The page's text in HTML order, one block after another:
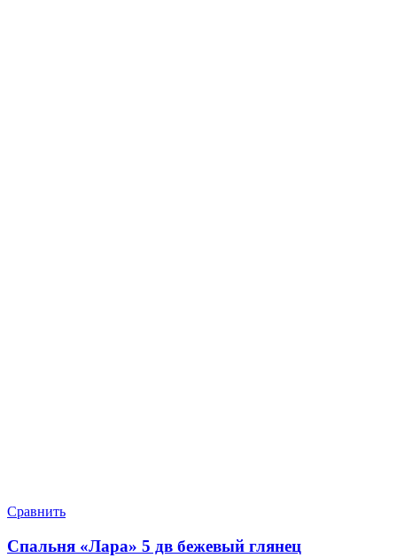
Сравнить
Спальня «Лара» 5 дв бежевый глянец